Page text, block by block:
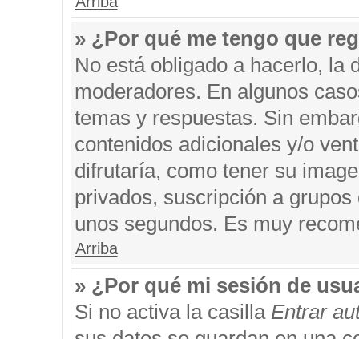
» ¿Por qué me tengo que
No está obligado a hacerlo, la
moderadores. En algunos
temas y respuestas. Sin
contenidos adicionales y/o
difrutaría, como tener su
privados, suscripción a
unos segundos. Es muy
Arriba
» ¿Por qué mi sesión de
Si no activa la casilla Entrar